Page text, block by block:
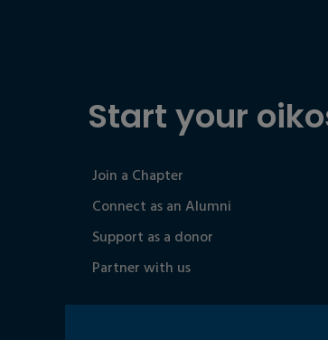
Start your
Join a Chapter
Connect as an Alumni
Support as a donor
Partner with us